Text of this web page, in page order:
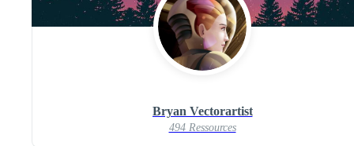
Bryan Vectorartist
494 Ressources